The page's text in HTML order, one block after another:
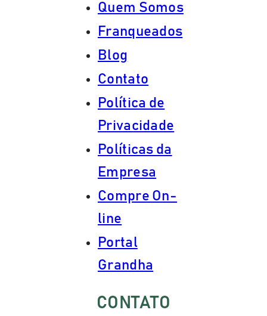
Quem Somos
Franqueados
Blog
Contato
Política de
Privacidade
Políticas da
Empresa
Compre On-
line
Portal
Grandha
CONTATO